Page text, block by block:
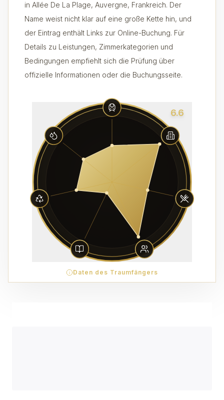
in Allée De La Plage, Auvergne, Frankreich. Der
Name weist nicht klar auf eine große Kette hin, und
der Eintrag enthält Links zur Online-Buchung. Für
Details zu Leistungen, Zimmerkategorien und
Bedingungen empfiehlt sich die Prüfung über
offizielle Informationen oder die Buchungsseite.
6.6
Daten des Traumfängers